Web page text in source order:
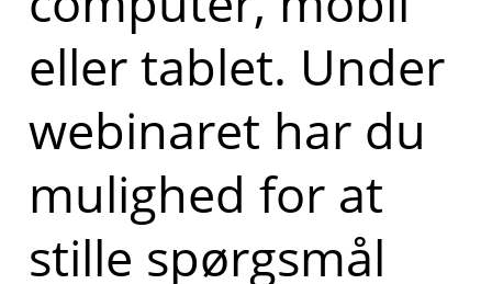
eller tablet. Under
webinaret har du
mulighed for at
stille spørgsmål